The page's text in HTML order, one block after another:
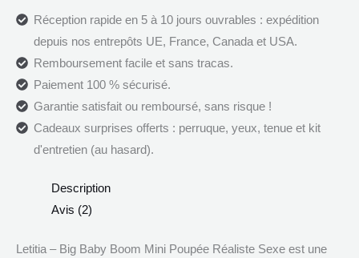
Réception rapide en 5 à 10 jours ouvrables : expédition
depuis nos entrepôts UE, France, Canada et USA.
Remboursement facile et sans tracas.
Paiement 100 % sécurisé.
Garantie satisfait ou remboursé, sans risque !
Cadeaux surprises offerts : perruque, yeux, tenue et kit
d'entretien (au hasard).
Description
Avis (2)
Letitia – Big Baby Boom Mini Poupée Réaliste Sexe est une